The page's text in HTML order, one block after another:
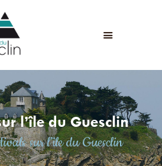
l’île du Guesclin
sur l’île du Guesclin
L'ÎLE DU GUESCLIN
L’ÎLE